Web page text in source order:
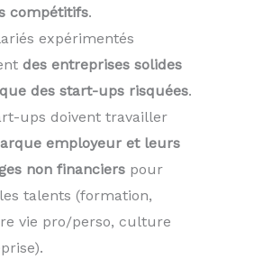
compétitifs.
expérimentés
des entreprises solides
des start-ups risquées.
ups doivent travailler
employeur et leurs
non financiers pour
talents (formation,
vie pro/perso, culture